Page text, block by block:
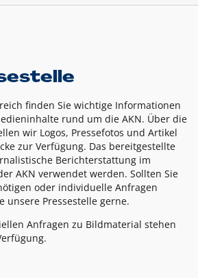
finden Sie wichtige Informationen
rund um die AKN. Über die
wir Logos, Pressefotos und Artikel
zur Verfügung. Das bereitgestellte
Berichterstattung im
AKN verwendet werden. Sollten Sie
oder individuelle Anfragen
unsere Pressestelle gerne.
Anfragen zu Bildmaterial stehen